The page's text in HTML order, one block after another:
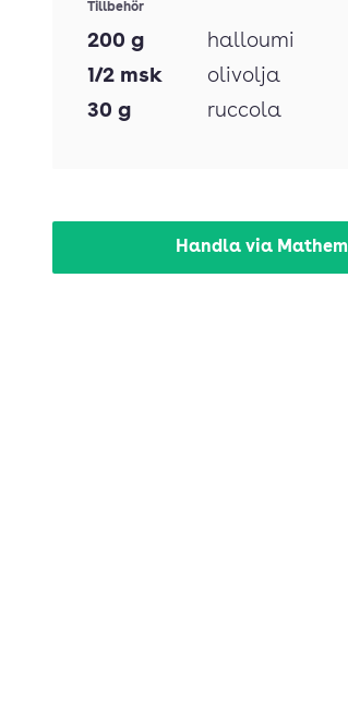
Tillbehör
200 g
halloumi
1/2 msk
olivolja
30 g ruccola
Handla via Mathem